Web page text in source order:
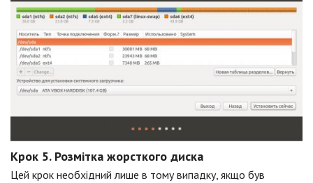
Крок 5. Розмітка жорсткого диска
Цей крок необхідний лише в тому випадку, якщо був